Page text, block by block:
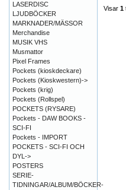
Visar 1
LASERDISC
LJUDBÖCKER
MARKNADER/MÄSSOR
Merchandise
MUSIK VHS
Musmattor
Pixel Frames
Pockets (kioskdeckare)
Pockets (Kioskwestern)->
Pockets (krig)
Pockets (Rollspel)
POCKETS (RYSARE)
Pockets - DAW BOOKS -
SCI-FI
Pockets - IMPORT
POCKETS - SCI-FI OCH
DYL->
POSTERS
SERIE-
TIDNINGAR/ALBUM/BÖCKER-